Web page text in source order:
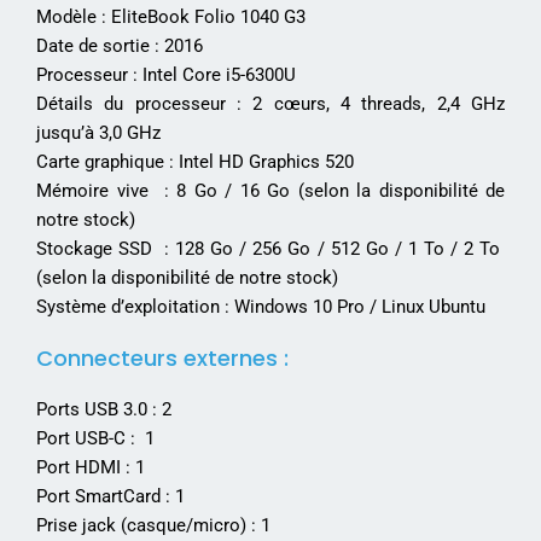
Modèle : EliteBook Folio 1040 G3
Date de sortie : 2016
Processeur : Intel Core i5-6300U
Détails du processeur : 2 cœurs, 4 threads, 2,4 GHz
jusqu’à 3,0 GHz
Carte graphique : Intel HD Graphics 520
Mémoire vive : 8 Go / 16 Go (selon la disponibilité de
notre stock)
Stockage SSD : 128 Go / 256 Go / 512 Go / 1 To / 2 To
(selon la disponibilité de notre stock)
Système d’exploitation : Windows 10 Pro / Linux Ubuntu
Connecteurs externes :
Ports USB 3.0 : 2
Port USB-C : 1
Port HDMI : 1
Port SmartCard : 1
Prise jack (casque/micro) : 1